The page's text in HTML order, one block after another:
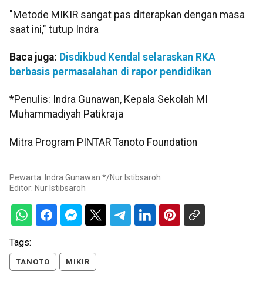
"Metode MIKIR sangat pas diterapkan dengan masa
saat ini," tutup Indra
Baca juga: Disdikbud Kendal selaraskan RKA
berbasis permasalahan di rapor pendidikan
*Penulis: Indra Gunawan, Kepala Sekolah MI
Muhammadiyah Patikraja
Mitra Program PINTAR Tanoto Foundation
Pewarta: Indra Gunawan */Nur Istibsaroh
Editor: Nur Istibsaroh
Tags:
TANOTO MIKIR